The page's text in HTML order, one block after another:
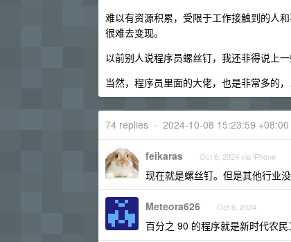
难以有资源积累，受限于工作接触到的人
很难去变现。
以前别人说程序员螺丝钉，我还非得说上
当然，程序员里面的大佬，也是非常多的
74 replies • 2024-10-08 15:23:59 +08:00
feikaras Oct 6, 2024 via iPhone
现在就是螺丝钉。但是其他行业没
Meteora626 Oct 6, 2024
百分之 90 的程序就是新时代农